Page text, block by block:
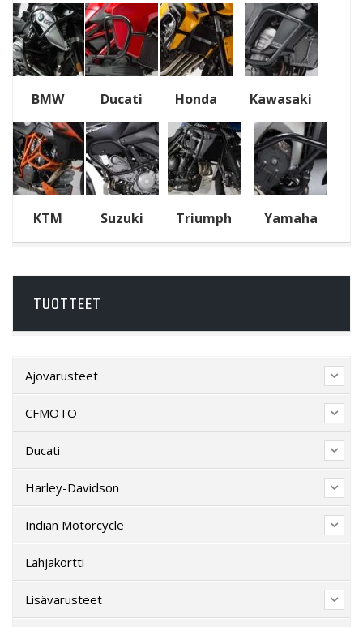
BMW Ducati Honda Kawasaki
KTM Suzuki Triumph Yamaha
TUOTTEET
Ajovarusteet
CFMOTO
Ducati
Harley-Davidson
Indian Motorcycle
Lahjakortti
Lisävarusteet